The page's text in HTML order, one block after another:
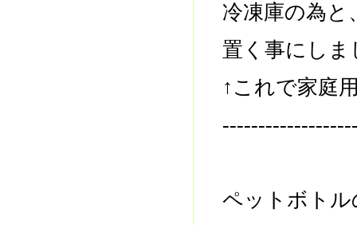
冷凍庫の為と
置く事にしま
↑これで家庭
ペットボト